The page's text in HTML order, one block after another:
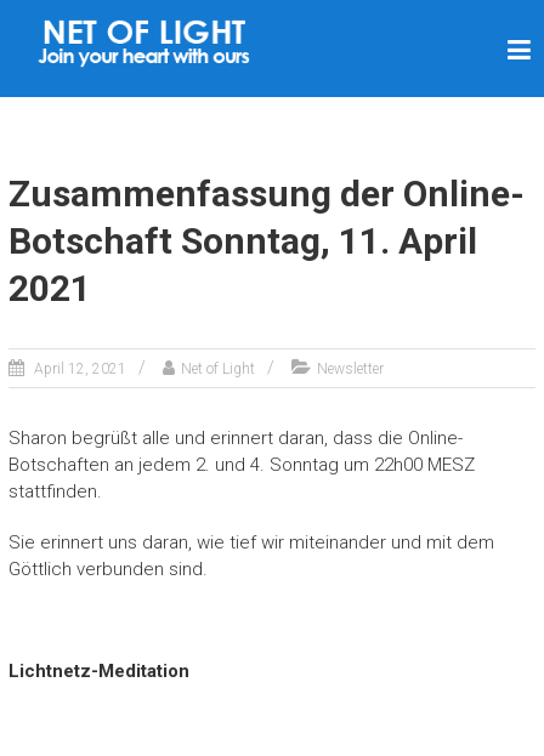
L
T
E
T
Zusammenfassung der Online-
Botschaft Sonntag, 11. April
2021
April 12, 2021 Net of Light Newsletter
Sharon begrüßt alle und erinnert daran, dass die Online-
Botschaften an jedem 2. und 4. Sonntag um 22h00 MESZ
stattfinden.
Sie erinnert uns daran, wie tief wir miteinander und mit dem
Göttlich verbunden sind.
Lichtnetz-Meditation